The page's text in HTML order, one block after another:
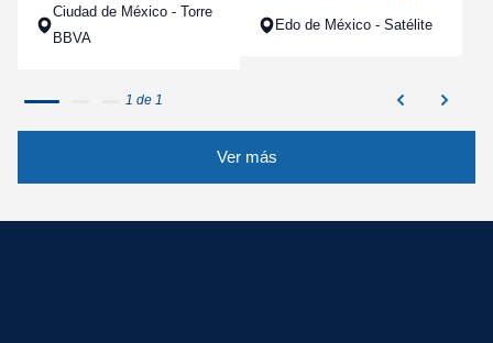
Ciudad de México - Torre
BBVA
Edo de México - Satélite
1 de 1
Ver más